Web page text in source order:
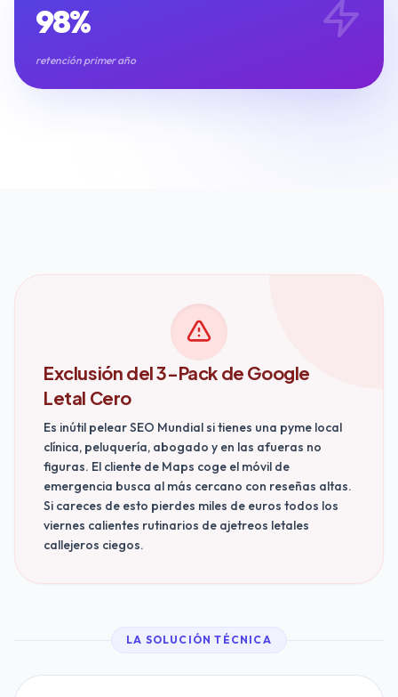
Clínicas Dentales Gimnasios y Fitness
98%
retención primer año
Exclusión del 3-Pack de Google
Letal Cero
Es inútil pelear SEO Mundial si tienes una pyme local
clínica, peluquería, abogado y en las afueras no
figuras. El cliente de Maps coge el móvil de
emergencia busca al más cercano con reseñas altas.
Si careces de esto pierdes miles de euros todos los
viernes calientes rutinarios de ajetreos letales
callejeros ciegos.
LA SOLUCIÓN TÉCNICA